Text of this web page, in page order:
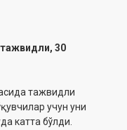
30
тажвидли
учун уни
катта бўлди.